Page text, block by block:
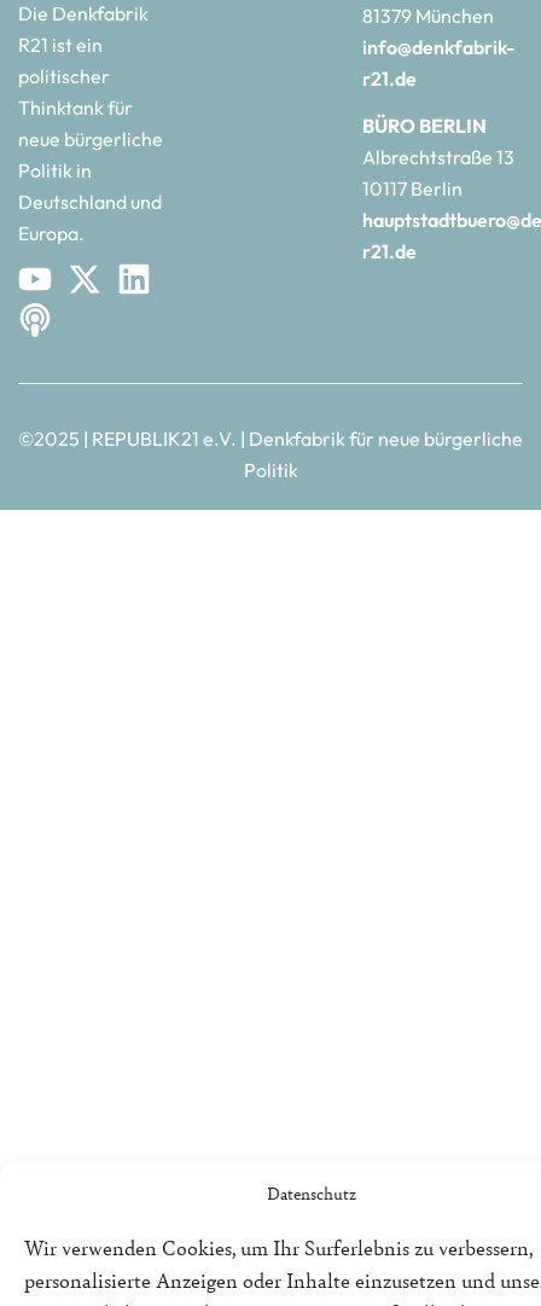
Datenschutz
Wir verwenden Cookies, um Ihr Surferlebnis zu verbessern,
personalisierte Anzeigen oder Inhalte einzusetzen und
Die Denkfabrik
R21 ist ein
politischer
Thinktank für
neue bürgerliche
Politik in
Deutschland und
Europa.
81379 München
info@denkfabrik-
r21.de
BÜRO BERLIN
Albrechtstraße 13
10117 Berlin
r21.de
©2025 | REPUBLIK21 e.V. | Denkfabrik für neue bürgerliche
Politik